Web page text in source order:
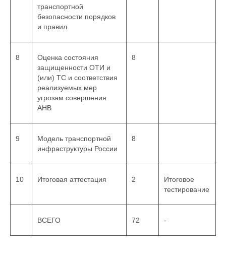
дать слушателям
знаний, умений и навыков,
повысить квалификацию
Цель обучения:
транспортной
безопасности порядков
и правил
8
Оценка состояния
защищенности ОТИ и
(или) ТС и соответствия
реализуемых мер
угрозам совершения
АНВ
8
9
Модель транспортной
инфраструктуры России
8
10 Итоговая аттестация 2
Итоговое
тестирование
ВСЕГО 72 -